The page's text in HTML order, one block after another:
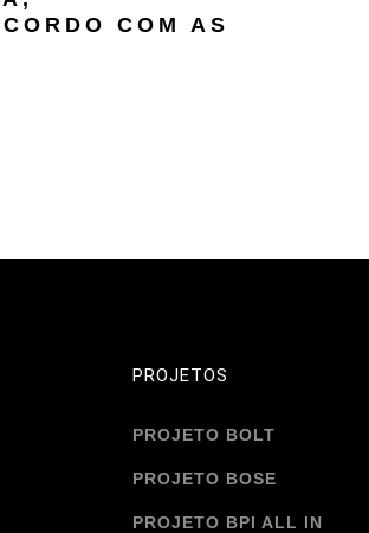
COM AS
PROJETOS
PROJETO BOLT
PROJETO BOSE
PROJETO BPI ALL IN